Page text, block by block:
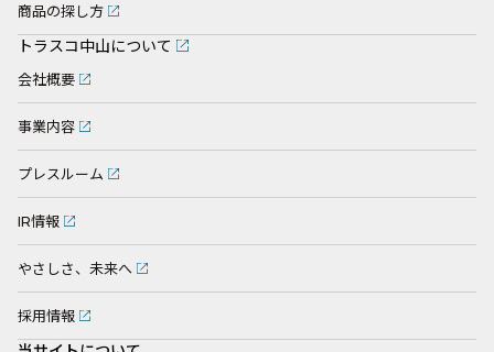
商品の探し方
トラスコ中山について
会社概要
事業内容
プレスルーム
IR情報
やさしさ、未来へ
採用情報